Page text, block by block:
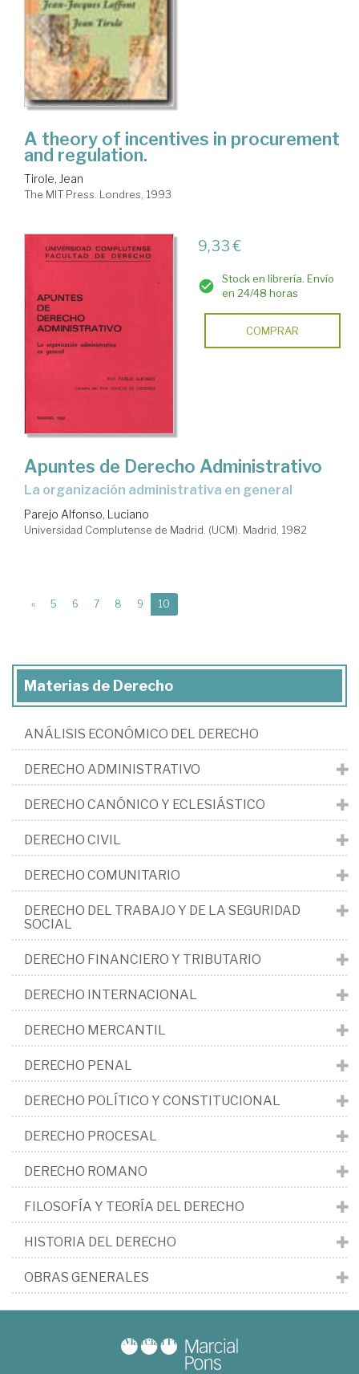
A theory of incentives in procurement
and regulation.
Tirole, Jean
The MIT Press. Londres, 1993
9,33 €
Stock en librería. Envío
en 24/48 horas
COMPRAR
Apuntes de Derecho Administrativo
La organización administrativa en general
Parejo Alfonso, Luciano
Universidad Complutense de Madrid. (UCM). Madrid, 1982
« 5 6 7 8 9 10
Materias de Derecho
ANÁLISIS ECONÓMICO DEL DERECHO
DERECHO ADMINISTRATIVO
DERECHO CANÓNICO Y ECLESIÁSTICO
DERECHO CIVIL
DERECHO COMUNITARIO
DERECHO DEL TRABAJO Y DE LA SEGURIDAD
SOCIAL
DERECHO FINANCIERO Y TRIBUTARIO
DERECHO INTERNACIONAL
DERECHO MERCANTIL
DERECHO PENAL
DERECHO POLÍTICO Y CONSTITUCIONAL
DERECHO PROCESAL
DERECHO ROMANO
FILOSOFÍA Y TEORÍA DEL DERECHO
HISTORIA DEL DERECHO
OBRAS GENERALES